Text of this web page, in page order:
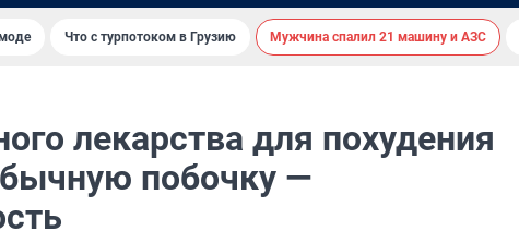
Что с турпотоком в Грузию Мужчина спалил 21 машину и АЗС
лекарства для похудения
побочку —